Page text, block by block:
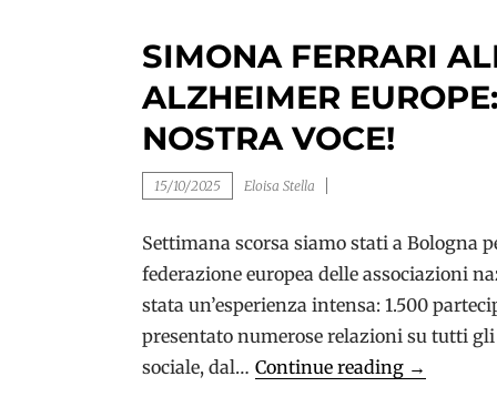
SIMONA FERRARI
ALZHEIMER
NOSTRA VOCE!
15/10/2025 Eloisa Stella
Settimana scorsa siamo stati a Bologna
federazione europea delle associazioni
stata un’esperienza intensa: 1.500
presentato numerose relazioni su tutti
sociale, dal… Continue reading Simona
→